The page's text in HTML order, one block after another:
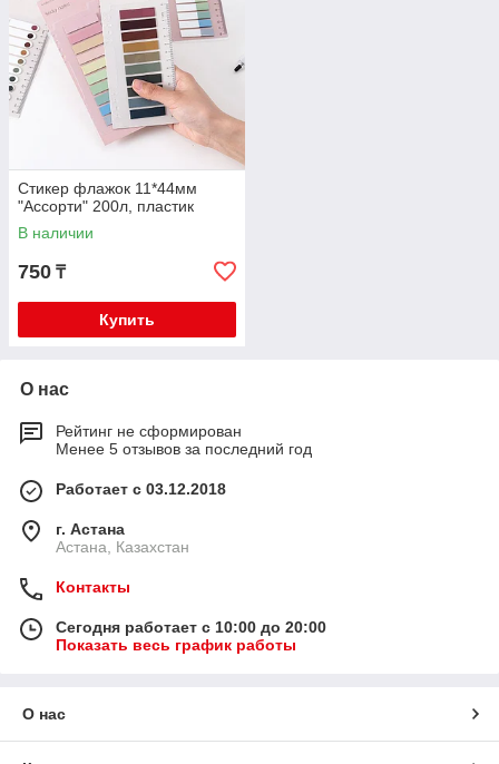
Стикер флажок 11*44мм
"Ассорти" 200л, пластик
В наличии
750 ₸
Купить
О нас
Рейтинг не сформирован
Менее 5 отзывов за последний год
Работает с 03.12.2018
г. Астана
Астана, Казахстан
Контакты
Сегодня работает с 10:00 до 20:00
Показать весь график работы
О нас